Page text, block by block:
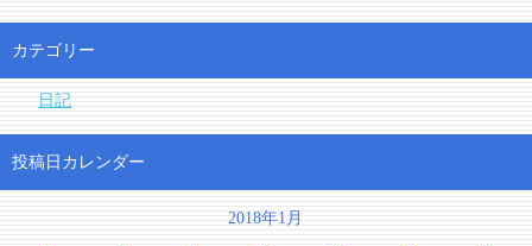
カテゴリー
日記
投稿日カレンダー
2018年1月